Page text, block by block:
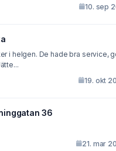
10. sep
De hade bra service, god mat och
19. okt
36
21. mar